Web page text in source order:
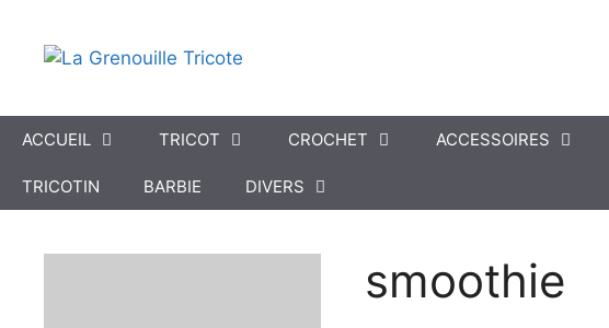
contenu
ACCUEIL TRICOT CROCHET ACCESSOIRES
TRICOTIN BARBIE DIVERS
smoothie